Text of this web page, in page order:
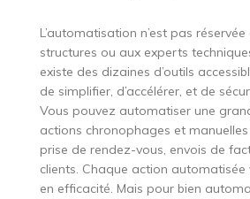
L’automatisation n’est pas
structures ou aux experts
existe des dizaines d’outils
de simplifier, d’accélérer, et de
Vous pouvez automatiser une
actions chronophages et manuelles
prise de rendez-vous, envois de
clients. Chaque action
en efficacité. Mais pour bien